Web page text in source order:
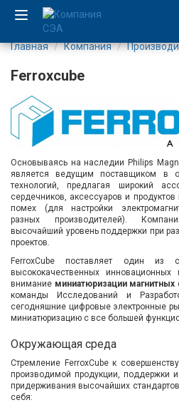
Компания
Каталог
Производство
Услуги
Новости
Вакансии
авторизация
Производители
Главная Компания
Ferroxcube
Основываясь на наследии Philips
является ведущим поставщиком в
технологий, предлагая широкий
сердечников, аксессуаров и
помех (для настройки
разных производителей).
высочайший уровень поддержки при
проектов.
FerroxCube поставляет один из
высококачественных
внимание миниатюризации магнитных
команды Исследований и
сегодняшние цифровые электронные
миниатюризацию с все большей
Окружающая среда
Стремление FerroxCube к
производимой продукции, поддержки
придерживания высочайших
себя: